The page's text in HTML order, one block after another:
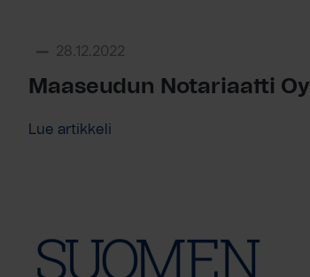
28.12.2022
Maaseudun Notariaatti Oy
Lue artikkeli